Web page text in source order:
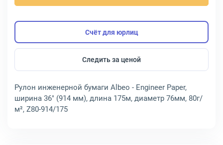
Счёт для юрлиц
Следить за ценой
Рулон инженерной бумаги Albeo - Engineer Paper,
ширина 36" (914 мм), длина 175м, диаметр 76мм, 80г/
м², Z80-914/175